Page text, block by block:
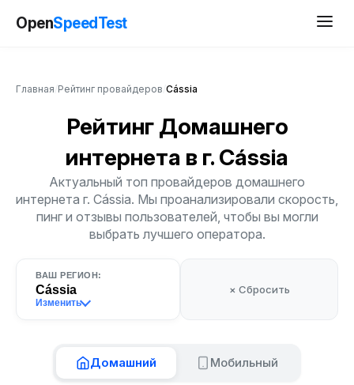
OpenSpeedTest
Главная Рейтинг провайдеров Cássia
Рейтинг Домашнего
интернета в г. Cássia
Актуальный топ провайдеров домашнего
интернета г. Cássia. Мы проанализировали скорость,
пинг и отзывы пользователей, чтобы вы могли
выбрать лучшего оператора.
ВАШ РЕГИОН:
Cássia
Изменить
× Сбросить
Домашний Мобильный